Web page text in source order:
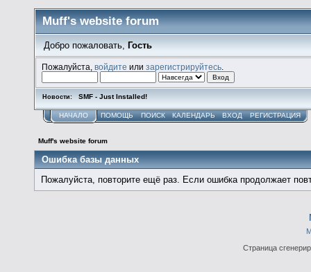
Muff's website forum
Добро пожаловать, Гость
Пожалуйста,войдите илизарегистрируйтесь
Новости: SMF - Just Installed!
НАЧАЛО ПОМОЩЬ ПОИСК КАЛЕНДАРЬ ВХОД РЕГИСТРАЦИЯ
Muff's website forum
Ошибка базы данных
Пожалуйста, повторите ещё раз. Если ошибка продолжает
Страница